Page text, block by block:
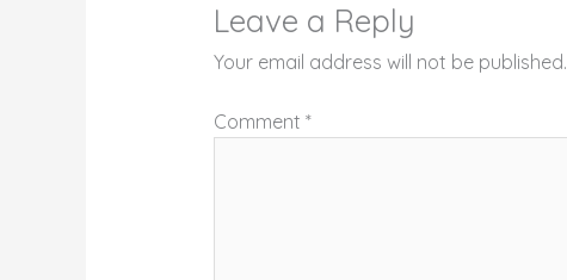
Leave a Reply
Your email address will not be published.
Comment *